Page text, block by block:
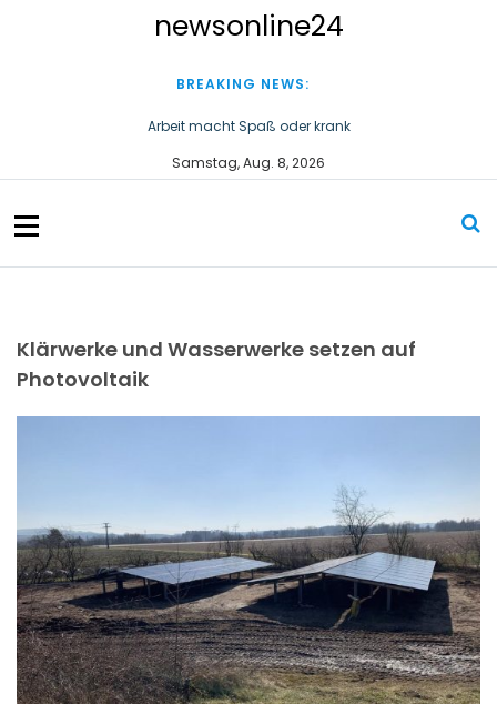
o
n
newsonline24
BREAKING NEWS:
Arbeit macht Spaß oder krank
Wirtschaftsstaatssekretär Thomas Dörflinger besucht
Handwerksbetrieb im Kammerbezirk Freiburg
Samstag, Aug. 8, 2026
Klärwerke und Wasserwerke setzen auf
Photovoltaik